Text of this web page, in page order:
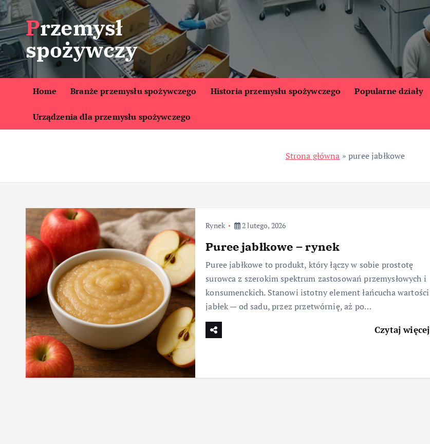
S
k
i
p
t
o
t
Przemysł
spożywczy
Home Branże przemysłu spożywczego Historia przemysłu spożywczego Popularne działy
Urządzenia dla przemysłu spożywczego
Strona główna »puree jabłkowe
Rynek 2 lutego, 2026
Puree jabłkowe – rynek
Puree jabłkowe to produkt, który łączy w sobie prostotę
surowca z szerokim spektrum zastosowań przemysłowych i
konsumenckich. Stanowi istotny element łańcucha wartości
jabłek — od sadu, przez przetwórnię, aż po…
Czytaj więcej